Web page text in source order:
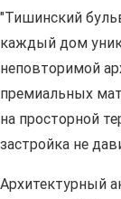
"Тишинский
каждый дом
неповторимой
премиальных
на просторной
застройка не
Архитектурный